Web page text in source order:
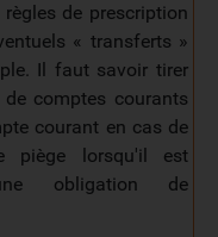
de prescription
« transferts »
Il faut savoir tirer
comptes courants
courant en cas de
piège lorsqu'il est
obligation de